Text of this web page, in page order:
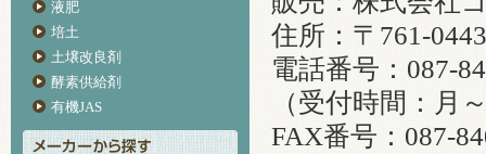
液肥
培土
土壌改良剤
酵素供給剤
有機JAS
住所：〒761-
電話番号：087-
（受付時間：
FAX番号：087-